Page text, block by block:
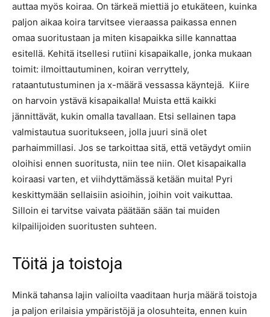
auttaa myös koiraa. On tärkeä miettiä jo etukäteen, kuinka
paljon aikaa koira tarvitsee vieraassa paikassa ennen
omaa suoritustaan ja miten kisapaikka sille kannattaa
esitellä. Kehitä itsellesi rutiini kisapaikalle, jonka mukaan
toimit: ilmoittautuminen, koiran verryttely,
rataantutustuminen ja x-määrä vessassa käyntejä. Kiire
on harvoin ystävä kisapaikalla! Muista että kaikki
jännittävät, kukin omalla tavallaan. Etsi sellainen tapa
valmistautua suoritukseen, jolla juuri sinä olet
parhaimmillasi. Jos se tarkoittaa sitä, että vetäydyt omiin
oloihisi ennen suoritusta, niin tee niin. Olet kisapaikalla
koiraasi varten, et viihdyttämässä ketään muita! Pyri
keskittymään sellaisiin asioihin, joihin voit vaikuttaa.
Silloin ei tarvitse vaivata päätään sään tai muiden
kilpailijoiden suoritusten suhteen.
Töitä ja toistoja
Minkä tahansa lajin valioilta vaaditaan hurja määrä toistoja
ja paljon erilaisia ympäristöjä ja olosuhteita, ennen kuin